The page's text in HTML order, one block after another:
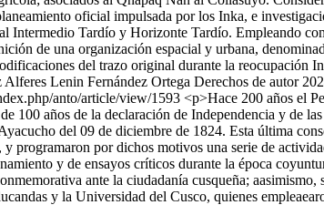
oficial impulsada por los Inka, e
Tardío y Horizonte Tardío. Empleando
de una organización espacial y urbana,
del trazo original durante la reocupación
Alferes Lenin Fernández Ortega Derechos de autor
anto/article/view/1593 <p>Hace 200 años el
100 años de la declaración de Independencia y de
del 09 de diciembre de 1824. Esta última
programaron por dichos motivos una serie de
y de ensayos críticos durante la época
ante la ciudadanía cusqueña; aasimismo,
y la Universidad del Cusco, quienes